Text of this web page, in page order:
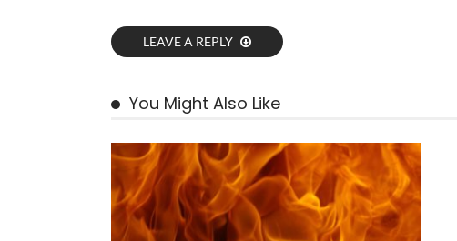
LEAVE A REPLY
You Might Also Like